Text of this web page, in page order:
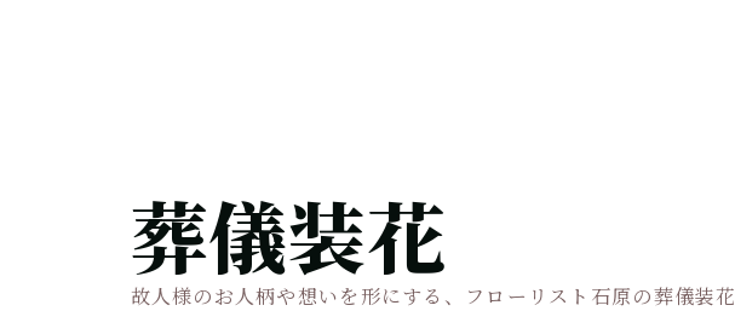
葬儀装花
故人様のお人柄や想いを形にする、フローリスト石原の葬儀装花